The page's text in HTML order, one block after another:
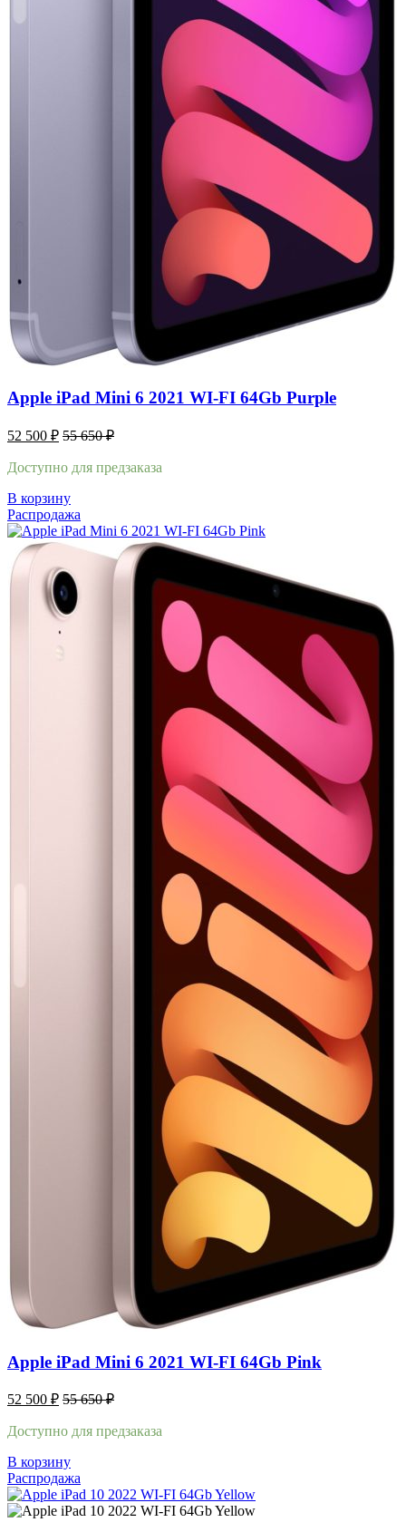
Apple iPad Mini 6 2021 WI-FI 64Gb Purple
52 500 ₽ 55 650₽
Доступно для предзаказа
В корзину
Распродажа
Apple iPad Mini 6 2021 WI-FI 64Gb Pink
52 500 ₽ 55 650₽
Доступно для предзаказа
В корзину
Распродажа